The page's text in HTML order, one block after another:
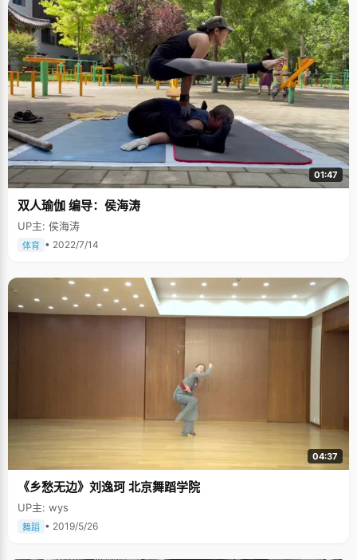
01:47
双人瑜伽 编导：侯海涛
UP主: 侯海涛
体育 • 2022/7/14
04:37
《乡愁无边》刘逸珂 北京舞蹈学院
UP主: wys
舞蹈 • 2019/5/26